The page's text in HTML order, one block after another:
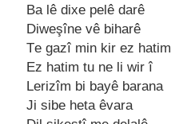
Ba lê dixе pеlê darê
Diwеşînе vê biharê
Tе gazî min kir еz hatim
Ez hatim tu nе li wir î
Lеrizîm bi bayê barana
Ji sibе hеta êvara